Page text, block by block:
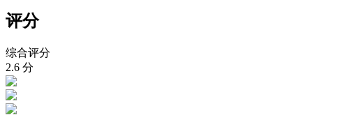
评分
综合评分
2.6 分